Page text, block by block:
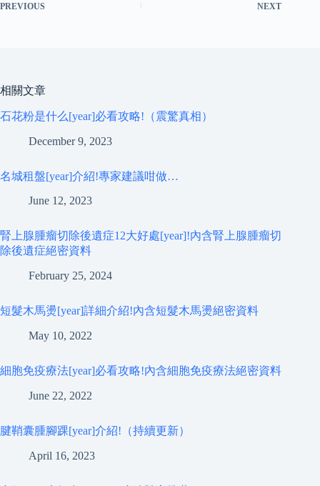
PREVIOUS NEXT
相關文章
石花粉是什么[year]必看攻略!（震驚真相）
December 9, 2023
名城租盤[year]介紹!專家建議咁做…
June 12, 2023
腎上腺腫瘤切除後遺症12大好處[year]!內含腎上腺腫瘤切
除後遺症絕密資料
February 25, 2024
短髮木馬燙[year]詳細介紹!內含短髮木馬燙絕密資料
May 10, 2022
細胞免疫療法[year]必看攻略!內含細胞免疫療法絕密資料
June 22, 2022
腱鞘囊腫腳踝[year]介紹!（持續更新）
April 16, 2023